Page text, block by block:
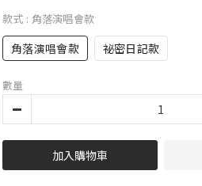
款式 : 角落演唱會款
角落演唱會款 祕密日記款
數量
加入購物車